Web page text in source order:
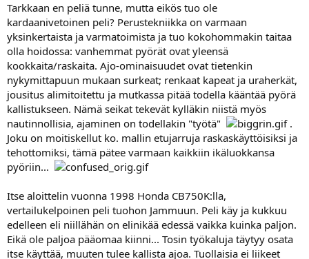
Tarkkaan en peliä tunne, mutta eikös tuo ole
kardaanivetoinen peli? Perustekniikka on varmaan
yksinkertaista ja varmatoimista ja tuo kokohommakin taitaa
olla hoidossa: vanhemmat pyörät ovat yleensä
kookkaita/raskaita. Ajo-ominaisuudet ovat tietenkin
nykymittapuun mukaan surkeat; renkaat kapeat ja uraherkät,
jousitus alimitoitettu ja mutkassa pitää todella kääntää pyörä
kallistukseen. Nämä seikat tekevät kylläkin niistä myös
nautinnollisia, ajaminen on todellakin "työtä"
.
Joku on moitiskellut ko. mallin etujarruja raskaskäyttöisiksi ja
tehottomiksi, tämä pätee varmaan kaikkiin ikäluokkansa
pyöriin...
Itse aloittelin vuonna 1998 Honda CB750K:lla,
vertailukelpoinen peli tuohon Jammuun. Peli käy ja kukkuu
edelleen eli niillähän on elinikää edessä vaikka kuinka paljon.
Eikä ole paljoa pääomaa kiinni... Tosin työkaluja täytyy osata
itse käyttää, muuten tulee kallista ajoa. Tuollaisia ei liikeet